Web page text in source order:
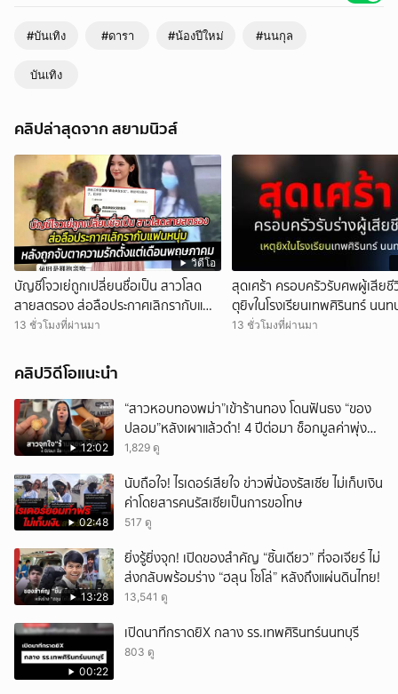
#บันเทิง #ดารา #น้องปีใหม่ #นนกุล
บันเทิง
คลิปล่าสุดจาก สยามนิวส์
วิดีโอ
บัญชีโจวเย่ถูกเปลี่ยนชื่อเป็น สาวโสด
สายสตรอง ส่อลือประกาศเลิกรากับแฟน
หนุ่ม
13 ชั่วโมงที่ผ่านมา
สุดเศร้า ครอบครัวรับศwผู้เสียชี
ตุยิvในโรงเรียนเทพศิรินทร์ นนท
13 ชั่วโมงที่ผ่านมา
คลิปวิดีโอแนะนำ
12:02
“สาวหอบทองพม่า”เข้าร้านทอง โดนฟันธง “ของ
ปลอม”หลังเผาแล้วดำ! 4 ปีต่อมา ช็อกมูลค่าพุ่ง
มหาศาล!
1,829 ดู
02:48
นับถือใจ! ไรเดอร์เสียใจ ข่าวพี่น้องรัสเซีย ไม่เก็บเงิน
ค่าโดยสารคนรัสเซียเป็นการขอโทษ
517 ดู
13:28
ยิ่งรู้ยิ่งจุก! เปิดของสำคัญ “ชิ้นเดียว” ที่จอเจียร์ ไม่
ส่งกลับพร้อมร่าง “ฮลุน โซโล่” หลังถึงแผ่นดินไทย!
13,541 ดู
00:22
เปิดนาทีกราดยิX กลาง รร.เทพศิรินทร์นนทบุรี
803 ดู